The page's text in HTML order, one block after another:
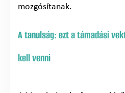
mozgósítanak.
A tanulság: ezt a támadási
kell venni